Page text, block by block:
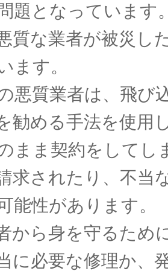
題となっています
質な業者が被災し
ます。
悪質業者は、飛び
勧める手法を使用
まま契約をしてし
求されたり、不当
能性があります。
から身を守るため
に必要な修理か、